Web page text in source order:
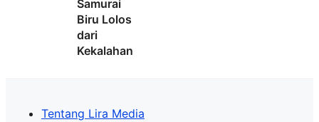
Samurai
Biru Lolos
dari
Kekalahan
Tentang Lira Media